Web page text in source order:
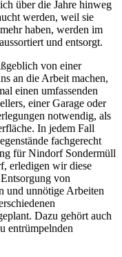
über die Jahre hinweg
werden, weil sie
haben, werden im
und entsorgt.
von einer
an die Arbeit machen,
einen umfassenden
einer Garage oder
notwendig, als
In jedem Fall
fachgerecht
für Nindorf Sondermüll
erledigen wir diese
von
und unnötige Arbeiten
Dazu gehört auch
entrümpelnden